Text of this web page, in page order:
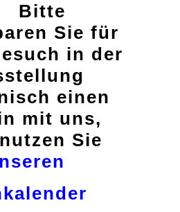
Bitte
Sie für
in der
einen
mit uns,
Sie